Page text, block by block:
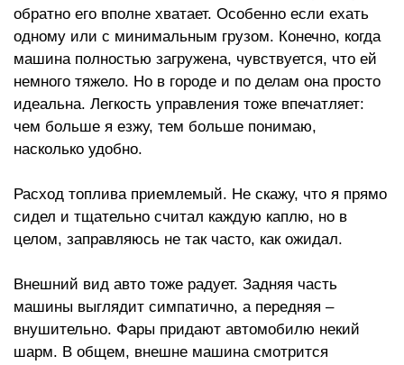
обратно его вполне хватает. Особенно если ехать
одному или с минимальным грузом. Конечно, когда
машина полностью загружена, чувствуется, что ей
немного тяжело. Но в городе и по делам она просто
идеальна. Легкость управления тоже впечатляет:
чем больше я езжу, тем больше понимаю,
насколько удобно.
Расход топлива приемлемый. Не скажу, что я прямо
сидел и тщательно считал каждую каплю, но в
целом, заправляюсь не так часто, как ожидал.
Внешний вид авто тоже радует. Задняя часть
машины выглядит симпатично, а передняя –
внушительно. Фары придают автомобилю некий
шарм. В общем, внешне машина смотрится